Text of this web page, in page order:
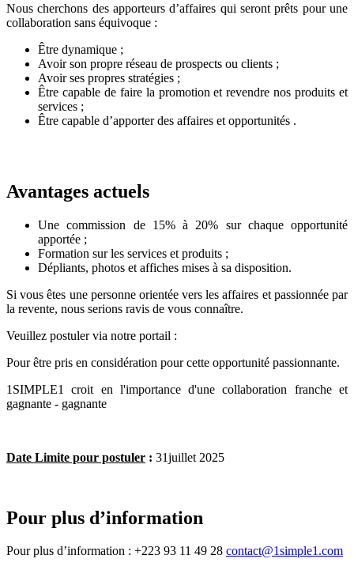
Nous cherchons des apporteurs d’affaires qui seront prêts pour une
collaboration sans équivoque :
Être dynamique ;
Avoir son propre réseau de prospects ou clients ;
Avoir ses propres stratégies ;
Être capable de faire la promotion et revendre nos produits et
services ;
Être capable d’apporter des affaires et opportunités .
Avantages actuels
Une commission de 15% à 20% sur chaque opportunité
apportée ;
Formation sur les services et produits ;
Dépliants, photos et affiches mises à sa disposition.
Si vous êtes une personne orientée vers les affaires et passionnée par
la revente, nous serions ravis de vous connaître.
Veuillez postuler via notre portail :
Pour être pris en considération pour cette opportunité passionnante.
1SIMPLE1 croit en l'importance d'une collaboration franche et
gagnante - gagnante
Date Limite pour postuler : 31juillet 2025
Pour plus d’information
Pour plus d’information : +223 93 11 49 28 contact@1simple1.com